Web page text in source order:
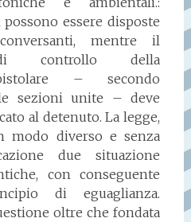
essere disposte
mentre il
di controllo della
– secondo
sezioni unite – deve
al detenuto. La legge,
modo diverso e senza
due situazione
con conseguente
di eguaglianza.
oltre che fondata